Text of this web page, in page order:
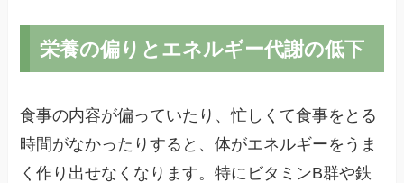
栄養の偏りとエネルギー代謝の低下
食事の内容が偏っていたり、忙しくて食事をとる
時間がなかったりすると、体がエネルギーをうま
く作り出せなくなります。特にビタミンB群や鉄